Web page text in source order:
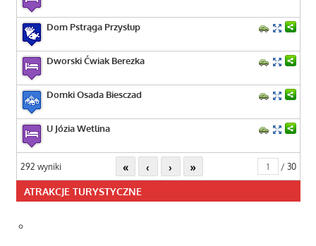
Dom Pstrąga Przysłup
Dworski Ćwiak Berezka
Domki Osada Biesczad
U Józia Wetlina
292 wyniki « ‹ › » / 30
ATRAKCJE TURYSTYCZNE